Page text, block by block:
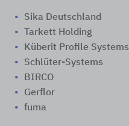
Sika Deutschland
Tarkett Holding
Küberit Profile Systems
Schlüter-Systems
BIRCO
Gerflor
fuma